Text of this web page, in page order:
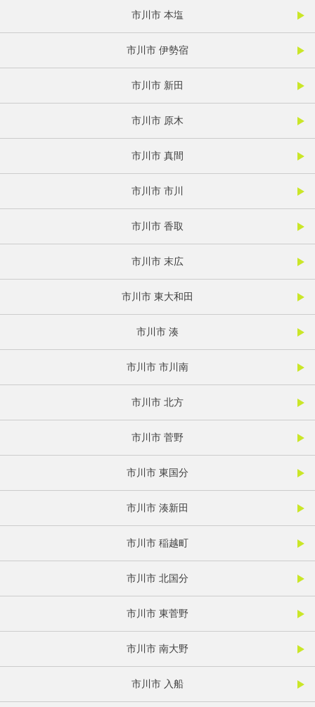
市川市 本塩
市川市 伊勢宿
市川市 新田
市川市 原木
市川市 真間
市川市 市川
市川市 香取
市川市 末広
市川市 東大和田
市川市 湊
市川市 市川南
市川市 北方
市川市 菅野
市川市 東国分
市川市 湊新田
市川市 稲越町
市川市 北国分
市川市 東菅野
市川市 南大野
市川市 入船